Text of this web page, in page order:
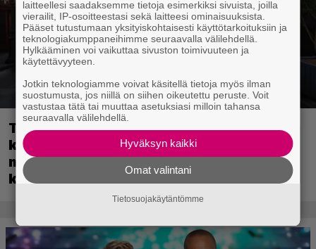
Tulevassa ajopelissä voi kokea
kyytipalveluyrittäjän arjen – jokaisella
matkustajalla on oma hulvaton,
koskettava tai outo tarinansa
laitteellesi saadaksemme tietoja esimerkiksi sivuista, joilla
vierailit, IP-osoitteestasi sekä laitteesi ominaisuuksista.
Pääset tutustumaan yksityiskohtaisesti käyttötarkoituksiin ja
teknologiakumppaneihimme seuraavalla välilehdellä.
Hylkääminen voi vaikuttaa sivuston toimivuuteen ja
käytettävyyteen.
Jotkin teknologiamme voivat käsitellä tietoja myös ilman
suostumusta, jos niillä on siihen oikeutettu peruste. Voit
vastustaa tätä tai muuttaa asetuksiasi milloin tahansa
seuraavalla välilehdellä.
Hyväksyn kaikki
Omat valintani
Tietosuojakäytäntömme